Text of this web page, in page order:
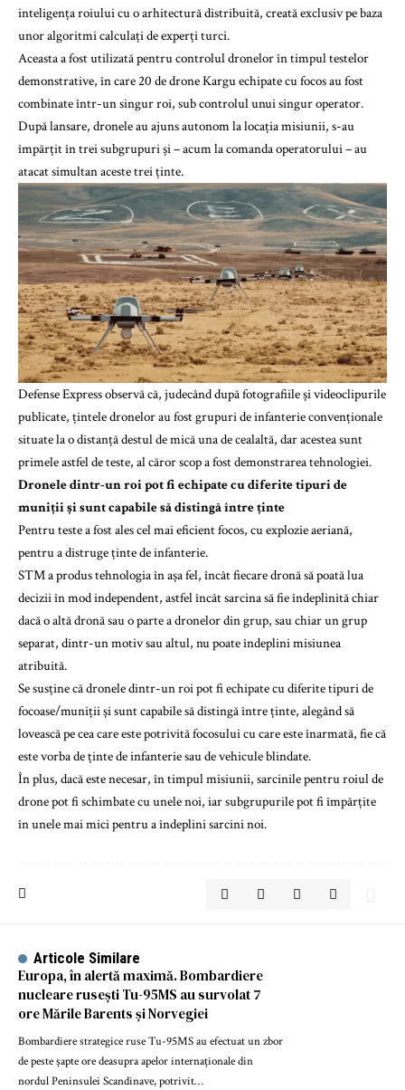
inteligența roiului cu o arhitectură distribuită, creată exclusiv pe baza
unor algoritmi calculați de experți turci.
Aceasta a fost utilizată pentru controlul dronelor în timpul testelor
demonstrative, în care 20 de drone Kargu echipate cu focos au fost
combinate într-un singur roi, sub controlul unui singur operator.
După lansare, dronele au ajuns autonom la locația misiunii, s-au
împărțit în trei subgrupuri și – acum la comanda operatorului – au
atacat simultan aceste trei ținte.
Defense Express observă că, judecând după fotografiile și videoclipurile
publicate, țintele dronelor au fost grupuri de infanterie convenționale
situate la o distanță destul de mică una de cealaltă, dar acestea sunt
primele astfel de teste, al căror scop a fost demonstrarea tehnologiei.
Dronele dintr-un roi pot fi echipate cu diferite tipuri de
muniții și sunt capabile să distingă între ținte
Pentru teste a fost ales cel mai eficient focos, cu explozie aeriană,
pentru a distruge ținte de infanterie.
STM a produs tehnologia în așa fel, încât fiecare dronă să poată lua
decizii în mod independent, astfel încât sarcina să fie îndeplinită chiar
dacă o altă dronă sau o parte a dronelor din grup, sau chiar un grup
separat, dintr-un motiv sau altul, nu poate îndeplini misiunea
atribuită.
Se susține că dronele dintr-un roi pot fi echipate cu diferite tipuri de
focoase/muniții și sunt capabile să distingă între ținte, alegând să
lovească pe cea care este potrivită focosului cu care este înarmată, fie că
este vorba de ținte de infanterie sau de vehicule blindate.
În plus, dacă este necesar, în timpul misiunii, sarcinile pentru roiul de
drone pot fi schimbate cu unele noi, iar subgrupurile pot fi împărțite
în unele mai mici pentru a îndeplini sarcini noi.
Articole Similare
Europa, în alertă maximă. Bombardiere
nucleare rusești Tu-95MS au survolat 7
ore Mările Barents și Norvegiei
Bombardiere strategice ruse Tu-95MS au efectuat un zbor
de peste șapte ore deasupra apelor internaționale din
nordul Peninsulei Scandinave, potrivit…